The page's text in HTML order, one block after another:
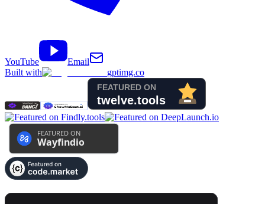
YouTube
Email
Built with
gptimg.co